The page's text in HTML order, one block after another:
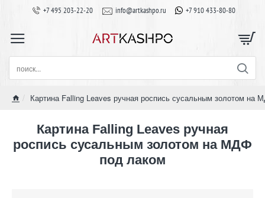
+7 495 203-22-20 info@artkashpo.ru +7 910 433-80-80
поиск...
Картина Falling Leaves ручная роспись сусальным золотом на
Картина Falling Leaves ручная
роспись сусальным золотом на МДФ
под лаком